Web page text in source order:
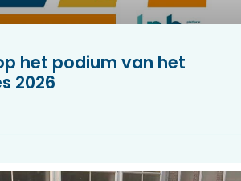
het podium van het
2026